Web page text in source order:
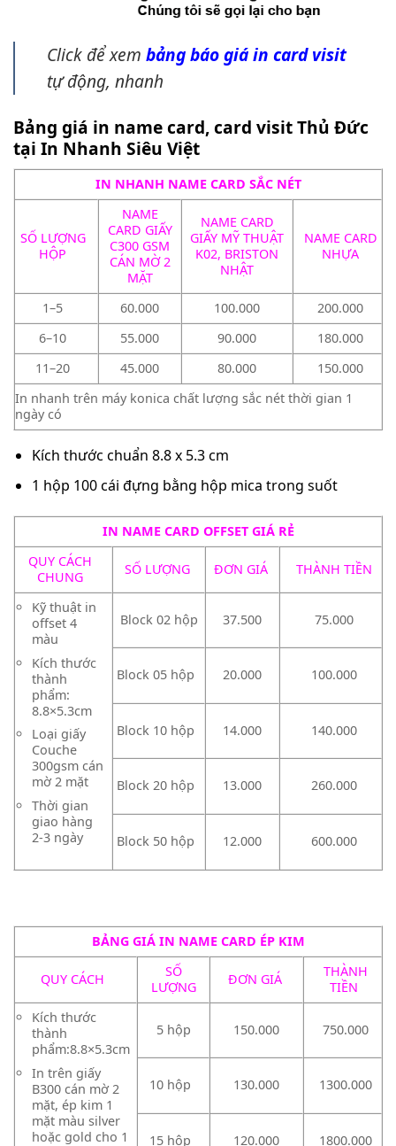
Click để xem bảng báo giá in card visit
tự động, nhanh
Bảng giá in name card, card visit Thủ Đức
tại In Nhanh Siêu Việt
IN NHANH NAME CARD SẮC NÉT
SỐ LƯỢNG
HỘP
NAME
CARD GIẤY
C300 GSM
CÁN MỜ 2
MẶT
NAME CARD
GIẤY MỸ THUẬT
K02, BRISTON
NHẬT
NAME CARD
NHỰA
1–5 60.000 100.000
200.000
6–10
55.000 90.000
180.000
11–20
45.000 80.000
150.000
In nhanh trên máy konica chất lượng sắc nét thời gian 1
ngày có
Kích thước chuẩn 8.8 x 5.3 cm
1 hộp 100 cái đựng bằng hộp mica trong suốt
IN NAME CARD OFFSET GIÁ RẺ
QUY CÁCH
CHUNG
SỐ LƯỢNG ĐƠN GIÁ THÀNH TIỀN
Kỹ thuật in
offset 4
màu
Kích thước
thành
phẩm:
8.8×5.3cm
Loại giấy
Couche
300gsm cán
mờ 2 mặt
Thời gian
giao hàng
2-3 ngày
Block 02 hộp 37.500 75.000
Block 05 hộp 20.000 100.000
Block 10 hộp 14.000 140.000
Block 20 hộp 13.000 260.000
Block 50 hộp 12.000 600.000
BẢNG GIÁ IN NAME CARD ÉP KIM
QUY CÁCH
SỐ
LƯỢNG
ĐƠN GIÁ
THÀNH
TIỀN
Kích thước
thành
phẩm:8.8×5.3cm
In trên giấy
B300 cán mờ 2
mặt, ép kim 1
mặt màu silver
hoặc gold cho 1
5 hộp 150.000 750.000
10 hộp 130.000 1300.000
15 hộp 120.000 1800.000